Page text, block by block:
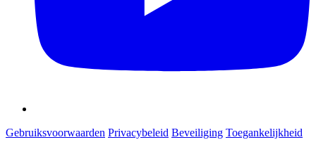
Gebruiksvoorwaarden Privacybeleid Beveiliging Toegankelijkheid